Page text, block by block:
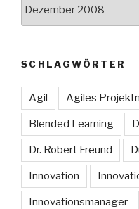
SCHLAGWÖRTER
Agil Agiles
Blended Learning
Dr. Robert Freund
Innovation
Innovationsmanager